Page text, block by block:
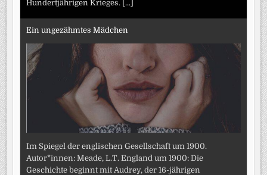
Hundertjährigen Krieges. [...]
Ein ungezähmtes Mädchen
Im Spiegel der englischen Gesellschaft um 1900.
Autor*innen: Meade, L.T. England um 1900: Die
Geschichte beginnt mit Audrey, der 16-jährigen